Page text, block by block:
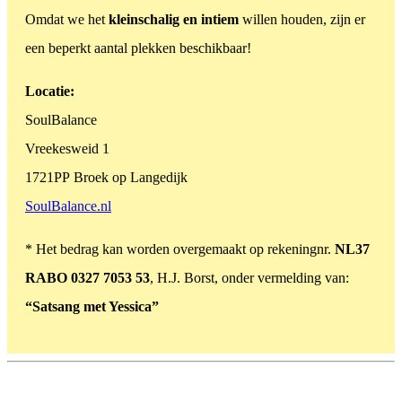
Omdat we het kleinschalig en intiem willen houden, zijn er
een beperkt aantal plekken beschikbaar!
Locatie:
SoulBalance
Vreekesweid 1
1721PP Broek op Langedijk
SoulBalance.nl
* Het bedrag kan worden overgemaakt op rekeningnr. NL37
RABO 0327 7053 53, H.J. Borst, onder vermelding van:
“Satsang met Yessica”